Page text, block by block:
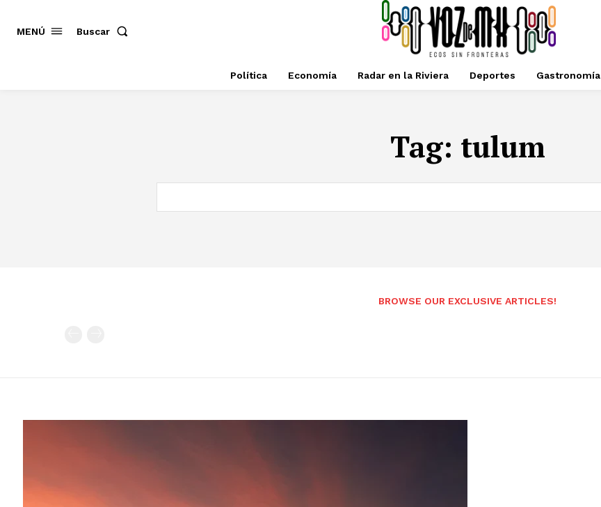
MENÚ Buscar
Política Economía Radar en la Riviera Deportes Gastronomía
Tag: tulum
BROWSE OUR EXCLUSIVE ARTICLES!